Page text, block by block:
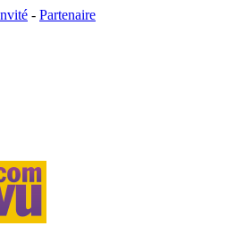
- Partenaire